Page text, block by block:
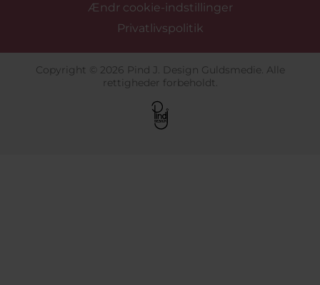
Ændr cookie-indstillinger
Privatlivspolitik
Copyright © 2026 Pind J. Design Guldsmedie. Alle
rettigheder forbeholdt.